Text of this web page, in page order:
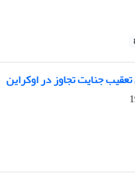
جنایت تجاوز در اوکراین